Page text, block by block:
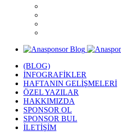
(BLOG)
İNFOGRAFİKLER
HAFTANIN GELİŞMELERİ
ÖZEL YAZILAR
HAKKIMIZDA
SPONSOR OL
SPONSOR BUL
İLETİŞİM